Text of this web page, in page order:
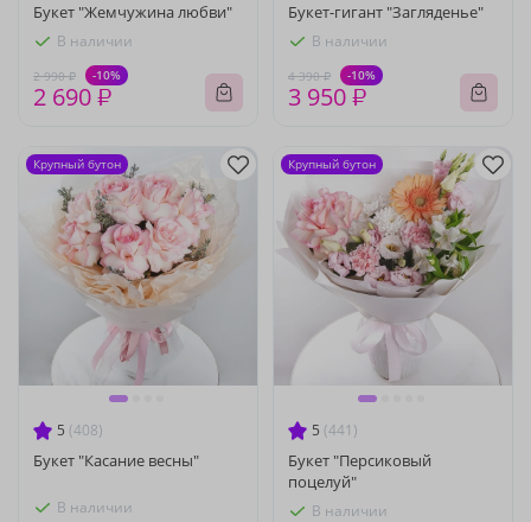
Букет "Жемчужина любви"
В наличии
2 990 ₽ -10%
2 690 ₽
Букет-гигант "Загляденье"
В наличии
4 390 ₽ -10%
3 950 ₽
5 (408)
Букет "Касание весны"
В наличии
Крупный бутон
5 (441)
Букет "Персиковый
поцелуй"
В наличии
Крупный бутон